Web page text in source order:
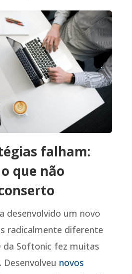
falham:
que não
desenvolvido um novo
radicalmente diferente
da Softonic fez muitas
novos